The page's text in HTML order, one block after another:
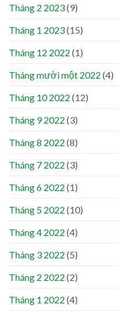
Tháng 2 2023(9)
Tháng 1 2023(15)
Tháng 12 2022 (1)
Tháng mười một 2022 (4)
Tháng 10 2022 (12)
Tháng 9 2022 (3)
Tháng 8 2022 (8)
Tháng 7 2022 (3)
Tháng 6 2022 (1)
Tháng 5 2022 (10)
Tháng 4 2022 (4)
Tháng 3 2022 (5)
Tháng 2 2022 (2)
Tháng 1 2022 (4)